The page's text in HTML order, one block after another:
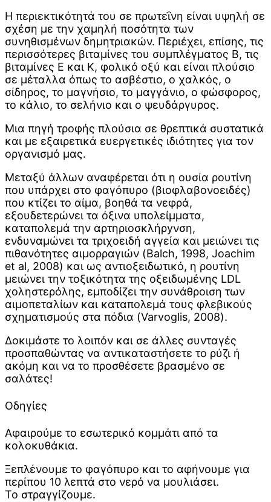
Η περιεκτικότητά του σε πρωτεΐνη είναι υψηλή σε
σχέση με την χαμηλή ποσότητα των
συνηθισμένων δημητριακών. Περιέχει, επίσης, τις
περισσότερες βιταμίνες του συμπλέγματος Β, τις
βιταμίνες Ε και Κ, φολικό οξύ και είναι πλούσιο
σε μέταλλα όπως το ασβέστιο, ο χαλκός, ο
σίδηρος, το μαγνήσιο, το μαγγάνιο, ο φώσφορος,
το κάλιο, το σελήνιο και ο ψευδάργυρος.
Μια πηγή τροφής πλούσια σε θρεπτικά συστατικά
και με εξαιρετικά ευεργετικές ιδιότητες για τον
οργανισμό μας.
Μεταξύ άλλων αναφέρεται ότι η ουσία ρουτίνη
που υπάρχει στο φαγόπυρο (βιοφλαβονοειδές)
που κτίζει το αίμα, βοηθά τα νεφρά,
εξουδετερώνει τα όξινα υπολείμματα,
καταπολεμά την αρτηριοσκλήρyνση,
ενδυναμώνει τα τριχοειδή αγγεία και μειώνει τις
πιθανότητες αιμορραγιών (Balch, 1998, Joachim
et al, 2008) και ως αντιοξειδωτικό, η ρουτίνη
μειώνει την τοξικότητα της οξειδωμένης LDL
χοληστερόλης, εμποδίζει την συνάθροιση των
αιμοπεταλίων και καταπολεμά τους φλεβικούς
σχηματισμούς στα πόδια (Varvoglis, 2008).
Δοκιμάστε το λοιπόν και σε άλλες συνταγές
προσπαθώντας να αντικαταστήσετε το ρύζι ή
ακόμη και να το προσθέσετε βρασμένο σε
σαλάτες!
Οδηγίες
Αφαιρούμε το εσωτερικό κομμάτι από τα
κολοκυθάκια.
Ξεπλένουμε το φαγόπυρο και το αφήνουμε για
περίπου 10 λεπτά στο νερό να μουλιάσει.
Το στραγγίζουμε.